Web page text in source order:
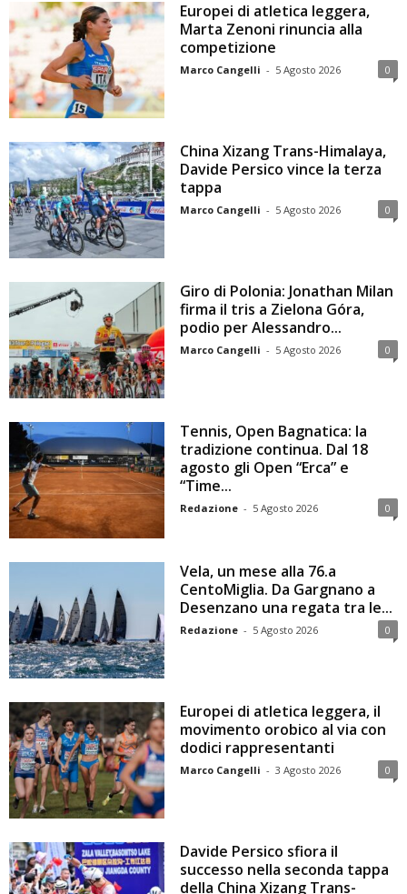
Europei di atletica leggera,
Marta Zenoni rinuncia alla
competizione
Marco Cangelli - 5 Agosto 2026 0
China Xizang Trans-Himalaya,
Davide Persico vince la terza
tappa
Marco Cangelli - 5 Agosto 2026 0
Giro di Polonia: Jonathan Milan
firma il tris a Zielona Góra,
podio per Alessandro...
Marco Cangelli - 5 Agosto 2026 0
Tennis, Open Bagnatica: la
tradizione continua. Dal 18
agosto gli Open “Erca” e
“Time...
Redazione - 5 Agosto 2026 0
Vela, un mese alla 76.a
CentoMiglia. Da Gargnano a
Desenzano una regata tra le...
Redazione - 5 Agosto 2026 0
Europei di atletica leggera, il
movimento orobico al via con
dodici rappresentanti
Marco Cangelli - 3 Agosto 2026 0
Davide Persico sfiora il
successo nella seconda tappa
della China Xizang Trans-